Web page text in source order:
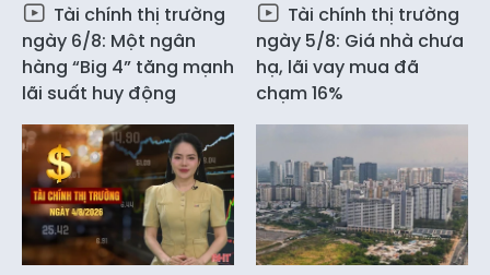
Tài chính thị trường
ngày 6/8: Một ngân
hàng “Big 4” tăng mạnh
lãi suất huy động
Tài chính thị trường
ngày 5/8: Giá nhà chưa
hạ, lãi vay mua đã
chạm 16%